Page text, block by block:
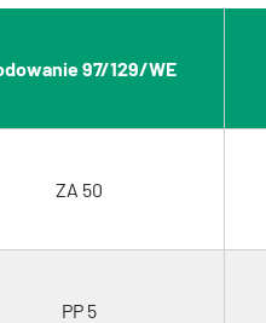
97/129/WE
ZA 50
PP 5